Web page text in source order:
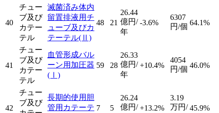
40
チュー
ブ及び
カテー
テル
滅菌済み体内
留置排液用チ
ューブ及びカ
テーテル(Ⅱ)
48 21
26.44
億円/
年
-3.6%
6307
円/個 64.1%
41
チュー
ブ及び
カテー
テル
血管形成バル
ーン用加圧器
(Ⅰ)
59 28
26.33
億円/
年
+10.4%
4054
円/個 46.0%
42
チュー
ブ及び
長期的使用胆
管用カテーテ 7 5
26.24
億円/ +13.2%
3.19
万円/ 45.9%